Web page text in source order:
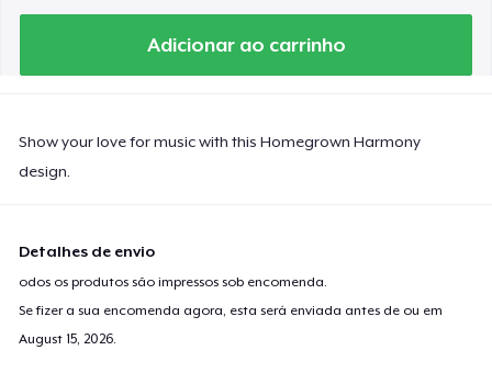
Adicionar ao carrinho
Show your love for music with this Homegrown Harmony
design.
Detalhes de envio
odos os produtos são impressos sob encomenda.
Se fizer a sua encomenda agora, esta será enviada antes de ou em
August 15, 2026